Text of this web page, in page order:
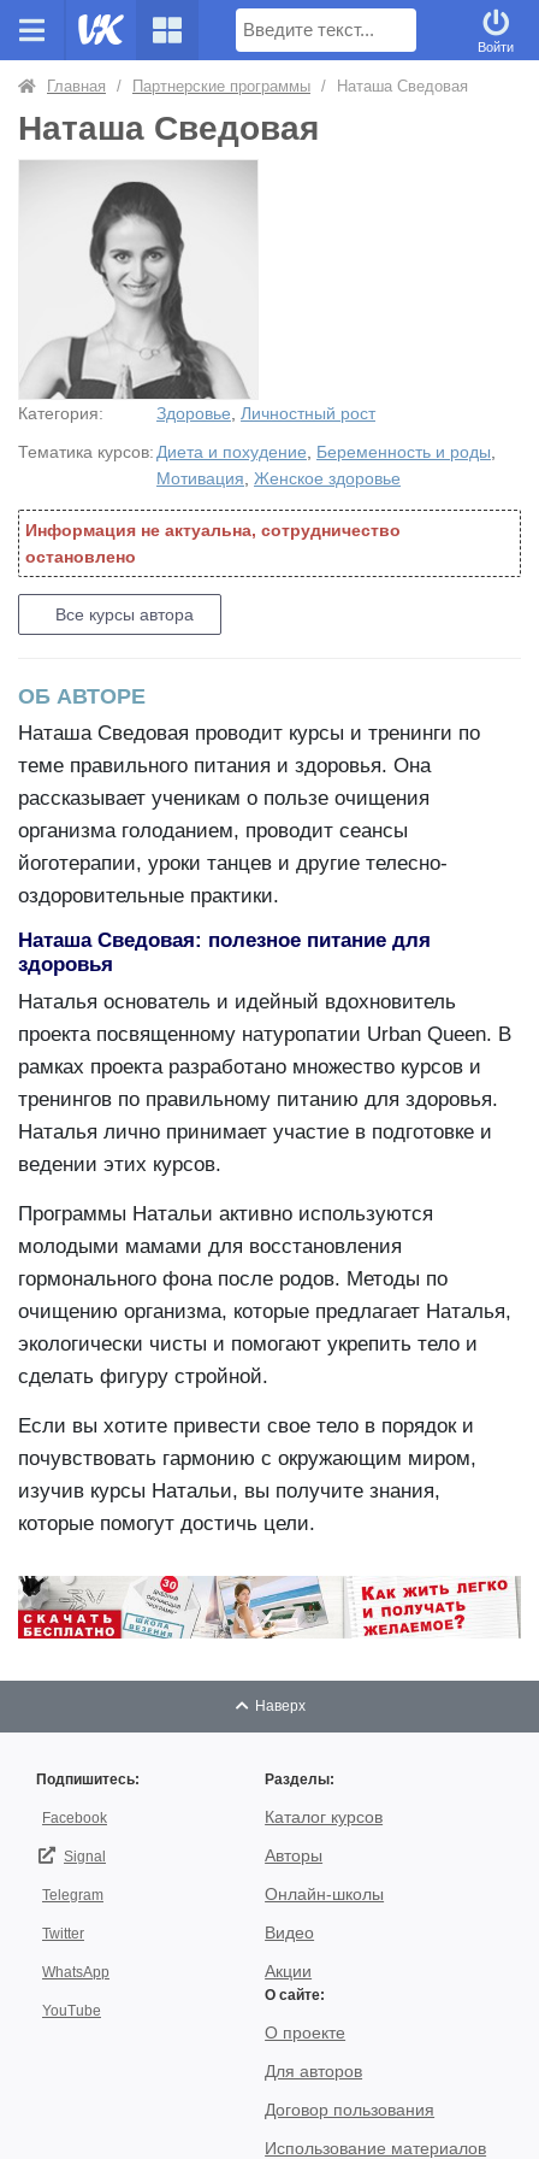
Поиск
Войти
Главная / Партнерские программы / Наташа Сведовая
Наташа Сведовая
Категория: Здоровье
Личностный рост
Тематика курсов: Диета и похудение Беременность и роды
Мотивация Женское здоровье
Информация не актуальна, сотрудничество
остановлено
Все курсы автора
ОБ АВТОРЕ
Наташа Сведовая проводит курсы и тренинги по
теме правильного питания и здоровья. Она
рассказывает ученикам о пользе очищения
организма голоданием, проводит сеансы
йоготерапии, уроки танцев и другие телесно-
оздоровительные практики.
Наташа Сведовая: полезное питание для
здоровья
Наталья основатель и идейный вдохновитель
проекта посвященному натуропатии Urban Queen. В
рамках проекта разработано множество курсов и
тренингов по правильному питанию для здоровья.
Наталья лично принимает участие в подготовке и
ведении этих курсов.
Программы Натальи активно используются
молодыми мамами для восстановления
гормонального фона после родов. Методы по
очищению организма, которые предлагает Наталья,
экологически чисты и помогают укрепить тело и
сделать фигуру стройной.
Если вы хотите привести свое тело в порядок и
почувствовать гармонию с окружающим миром,
изучив курсы Натальи, вы получите знания,
которые помогут достичь цели.
Наверх
Подпишитесь:
Facebook
Signal
Telegram
Twitter
WhatsApp
YouTube
Разделы:
Каталог курсов
Авторы
Онлайн-школы
Видео
Акции
О сайте:
О проекте
Для авторов
Договор пользования
Использование материалов